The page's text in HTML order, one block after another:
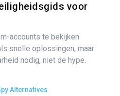
voor
accounts te bekijken
snelle oplossingen, maar
nodig, niet de hype.
Alternatives